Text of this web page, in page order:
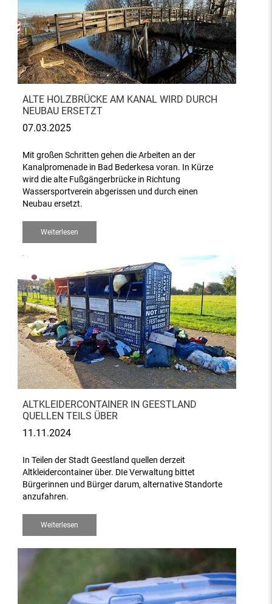
ALTE HOLZBRÜCKE AM KANAL WIRD DURCH
NEUBAU ERSETZT
07.03.2025
Mit großen Schritten gehen die Arbeiten an der
Kanalpromenade in Bad Bederkesa voran. In Kürze
wird die alte Fußgängerbrücke in Richtung
Wassersportverein abgerissen und durch einen
Neubau ersetzt.
Weiterlesen
ALTKLEIDERCONTAINER IN GEESTLAND
QUELLEN TEILS ÜBER
11.11.2024
In Teilen der Stadt Geestland quellen derzeit
Altkleidercontainer über. DIe Verwaltung bittet
Bürgerinnen und Bürger darum, alternative Standorte
anzufahren.
Weiterlesen